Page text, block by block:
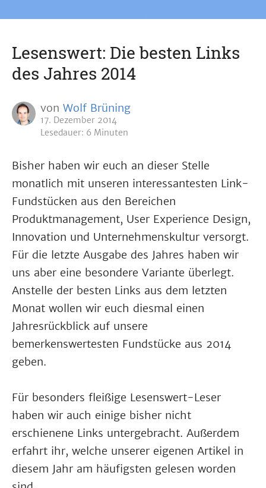
Lesenswert: Die besten Links
des Jahres 2014
von Wolf Brüning
17. Dezember 2014
Lesedauer: 6 Minuten
Bisher haben wir euch an dieser Stelle
monatlich mit unseren interessantesten Link-
Fundstücken aus den Bereichen
Produktmanagement, User Experience Design,
Innovation und Unternehmenskultur versorgt.
Für die letzte Ausgabe des Jahres haben wir
uns aber eine besondere Variante überlegt.
Anstelle der besten Links aus dem letzten
Monat wollen wir euch diesmal einen
Jahresrückblick auf unsere
bemerkenswertesten Fundstücke aus 2014
geben.
Für besonders fleißige Lesenswert-Leser
haben wir auch einige bisher nicht
erschienene Links untergebracht. Außerdem
erfahrt ihr, welche unserer eigenen Artikel in
diesem Jahr am häufigsten gelesen worden